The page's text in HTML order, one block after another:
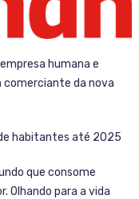
humana e
comerciante da nova
habitantes até 2025
que consome
Olhando para a vida